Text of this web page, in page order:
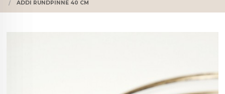
ADDI RUNDPINNE 40 CM